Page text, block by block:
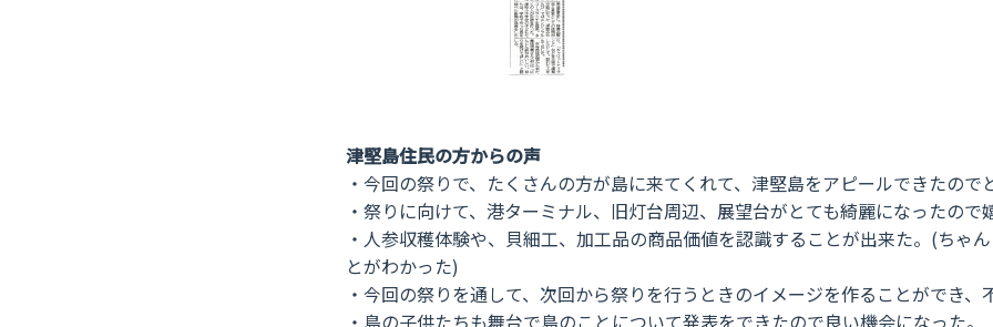
津堅島住民の方からの声
・今回の祭りで、たくさんの方が島に来てくれて、津堅島をアピールできたので
・祭りに向けて、港ターミナル、旧灯台周辺、展望台がとても綺麗になったので
・人参収穫体験や、貝細工、加工品の商品価値を認識することが出来た。(ちゃ
とがわかった)
・今回の祭りを通して、次回から祭りを行うときのイメージを作ることができ、
・島の子供たちも舞台で島のことについて発表をできたので良い機会になった。